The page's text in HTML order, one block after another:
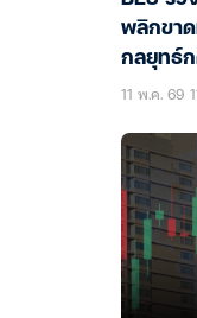
พลิกขาด
กลยุทธ์
11 พ.ค. 69